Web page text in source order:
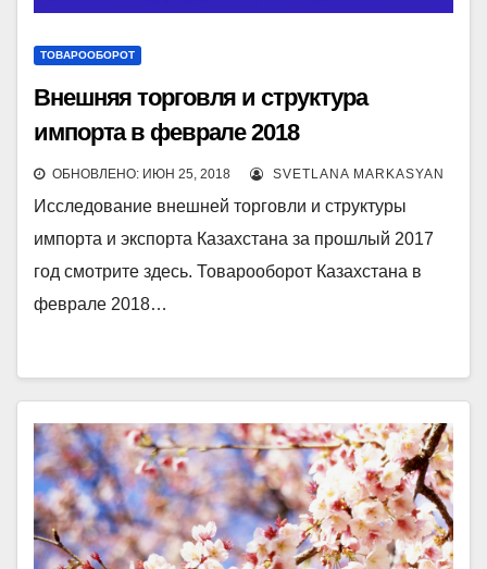
ТОВАРООБОРОТ
Внешняя торговля и структура
импорта в феврале 2018
ОБНОВЛЕНО: ИЮН 25, 2018 SVETLANA MARKASYAN
Исследование внешней торговли и структуры
импорта и экспорта Казахстана за прошлый 2017
год смотрите здесь. Товарооборот Казахстана в
феврале 2018…